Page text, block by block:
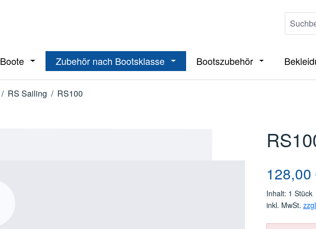
Boote Öffne oder Schließe das Dropdown der Kategorie Boote
Zubehör nach Bootsklasse Öffne oder Schließe das Dropdown
Bootszubehör Öffne oder
/ RS Sailing / RS100
Regulärer
128,00
Inhalt: 1 Stück
inkl. MwSt.